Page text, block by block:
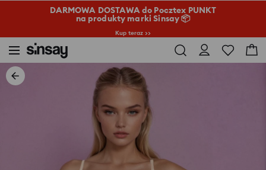
DARMOWA DOSTAWA do Pocztex PUNKT
na produkty marki Sinsay 📦
Kup teraz >>